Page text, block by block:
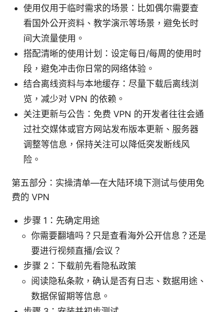
使用仅用于临时需求的场景：比如偶尔需要查
看国外公开资料、教学演示等场景，避免长时
间大流量使用。
搭配清晰的使用计划：设定每日/每周的使用时
段，避免冲击你日常的网络体验。
结合离线资料与本地缓存：尽量下载后离线浏
览，减少对 VPN 的依赖。
关注更新与公告：免费 VPN 的开发者往往会通
过社交媒体或官方网站发布版本更新、服务器
调整等信息，保持关注可以降低突发断线风
险。
第五部分：实操清单—在大陆环境下测试与使用免
费的 VPN
步骤 1：先确定用途
你需要翻墙吗？只是查看海外公开信息？还是
要进行视频直播/会议？
步骤 2：下载前先看隐私政策
阅读隐私条款，确认是否有日志、数据用途、
数据保留期等信息。